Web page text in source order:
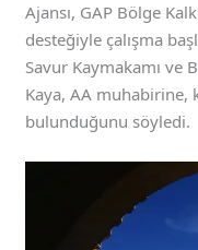
Ajansı, GAP Bölge
desteğiyle çalışma
Savur Kaymakamı ve
Kaya, AA muhabirine,
bulunduğunu söyledi.